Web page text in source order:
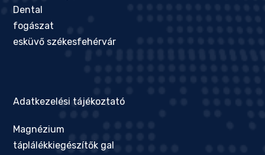
Dental
fogászat
esküvő székesfehérvár
Adatkezelési tájékoztató
Magnézium
táplálékkiegészítők gal